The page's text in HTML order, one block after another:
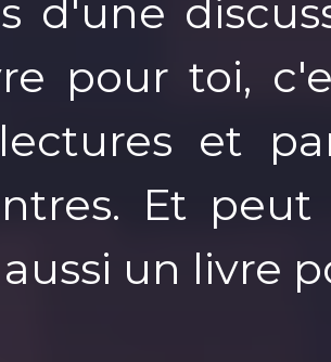
d'une
pour toi,
et
Et
un livre